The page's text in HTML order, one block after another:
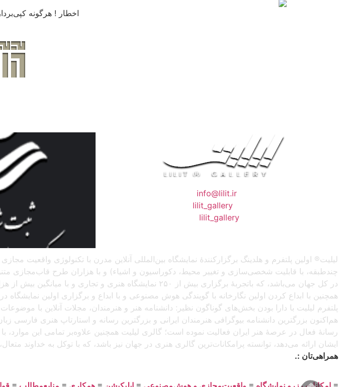
اخطار ! هرگونه
info@lilit.ir
lilit_gallery
lilit_gallery
لیلیت® اولین پلتفرم و هلدینگ برگزارکنندهٔ نمایشگاه بین‌المللی آنلاین مدرن با تکنولوژی
چندطبقه، با قابلیت شخصی‌سازی و تغییر محیط، دکوراسیون و اشیاء) و با هزاران طرح قاب‌مجازی
در کل جهان می‌باشد، که باتجربهٔ برگزاری بیش از ۲۵۰ نمایشگاه
همچنین با ابداع کردن اولین نگارخانه با گویندگی هوش مصنوعی و با ابداع و برگزاری اولین
پلتفرم لیلیت با دارا بودن بخش‌های گوناگون نظیر: دانشنامه هنر و هنرمندان، مجلات آنلاین با
هم‌اکنون بزرگترین دانشنامه بیوگرافی هنرمندان ایرانی و بزرگترین رسانه و استارتاپ هنری
رسانهٔ فعال در عرصهٔ هنر ایران فعالیت نموده است؛ گالری لیلیت همچنین علاوه‌بر تمامی این موارد،
ایشان ارائه می‌دهد، توانسته پرامکانات‌ترین گالری هنری در جهان نیز باشد، که با توکل به خداوند
همراهی‌تان :.